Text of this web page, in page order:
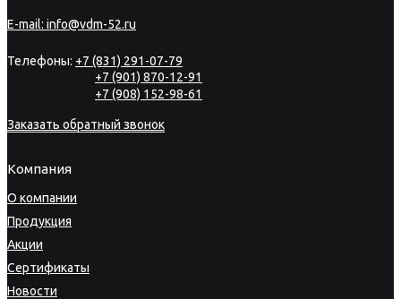
E-mail: info@vdm-52.ru
Телефоны: +7 (831) 291-07-79
+7 (901) 870-12-91
+7 (908) 152-98-61
Заказать обратный звонок
Компания
О компании
Продукция
Акции
Сертификаты
Новости